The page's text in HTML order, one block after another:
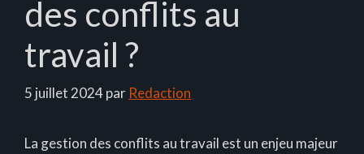
des conflits au
travail ?
5 juillet 2024par Redaction
La gestion des conflits au travail est un enjeu majeur